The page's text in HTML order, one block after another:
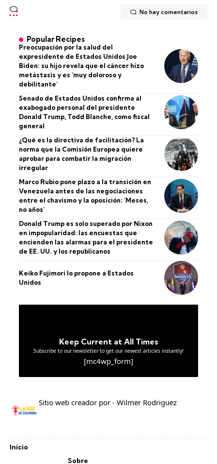
No hay comentarios
Popular Recipes
Preocupación por la salud del
expresidente de Estados Unidos Joe
Biden: su hijo revela que el cáncer hizo
metástasis y es ‘muy doloroso y
debilitante’
Senado de Estados Unidos confirma al
exabogado personal del presidente
Donald Trump, Todd Blanche, como fiscal
general
¿Qué es la directiva de facilitación? La
norma que la Comisión Europea quiere
aprobar para combatir la migración
irregular
Marco Rubio pone plazo a la transición en
Venezuela antes de las negociaciones
entre el chavismo y la oposición: ‘Meses,
no años’
Donald Trump es solo superado por Nixon
en impopularidad: las encuestas que
encienden las alarmas para el presidente
de EE. UU. y los republicanos
Keiko Fujimori lo propone a Estados
Unidos
Keep Current at All Times
Subscribe to our newsletter to get our newest articles instantly!
[mc4wp_form]
Sitio web creador por - Wilmer Rodriguez
Inicio
Sobre